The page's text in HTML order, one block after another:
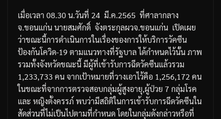
เมื่อเวลา 08.30น.วันที่ 24 มี.ค.2565 ที่ศาลากลาง
จ.ขอนแก่นนายสมศักดิ์ จังตระกุลผวจ.ขอนแก่น เปิดเผย
ว่าขณะนี้การดำเนินการในเรื่องของการให้บริการวัคซีน
ป้องกันโควิด-19 ตามแนวทางที่รัฐบาล ได้กำหนดไว้นั้นภาพ
รวมทั้งจังหวัดขณะนี้มีผู้ที่เข้ารับการฉีดวัคซีนแล้วรวม
1,233,733 คนจากเป้าหมายที่วางเอาไว้คือ 1,256,172 คน
ในขณะที่จากการตรวจสอบกลุ่มผู้สูงอายุ,ผู้ป่วย 7 กลุ่มโรค
และ หญิงตั้งครรภ์ พบว่ามีสถิติในการเข้ารับการฉีดวัคซีนใน
สัดส่วนที่ไม่เป็นไปตามที่กำหนดโดยในกลุ่มดังกล่าวหรือที่